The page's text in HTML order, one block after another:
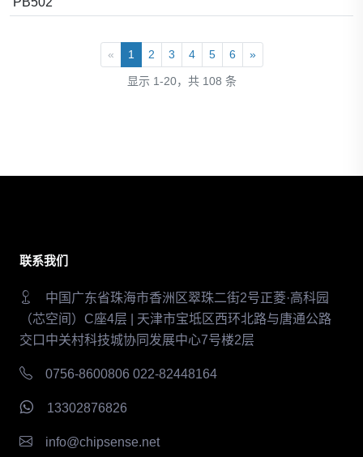
« 1 2 3 4 5 6 »
显示 1-20，共 108 条
联系我们
中国广东省珠海市香洲区翠珠二街2号正菱·高科园
（芯空间）C座4层 | 天津市宝坻区西环北路与唐通公路
交口中关村科技城协同发展中心7号楼2层
0756-8600806 022-82448164
13302876826
info@chipsense.net